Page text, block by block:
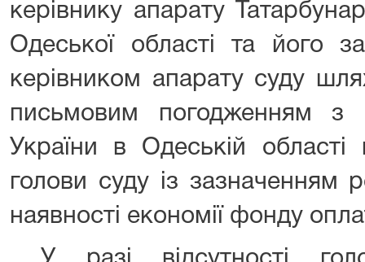
керівнику апарату
Одеської області та його
керівником апарату суду
письмовим погодженням
України в Одеській області
голови суду із зазначенням
наявності економії фонду